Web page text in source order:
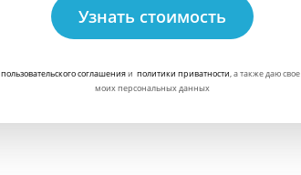
Узнать стоимость
пользовательского соглашенияи политики приватности, а также даю свое
моих персональных данных